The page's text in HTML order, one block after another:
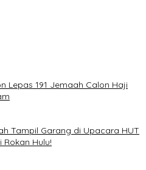
Lepas 191 Jemaah Calon Haji
Tampil Garang di Upacara HUT
Rokan Hulu!